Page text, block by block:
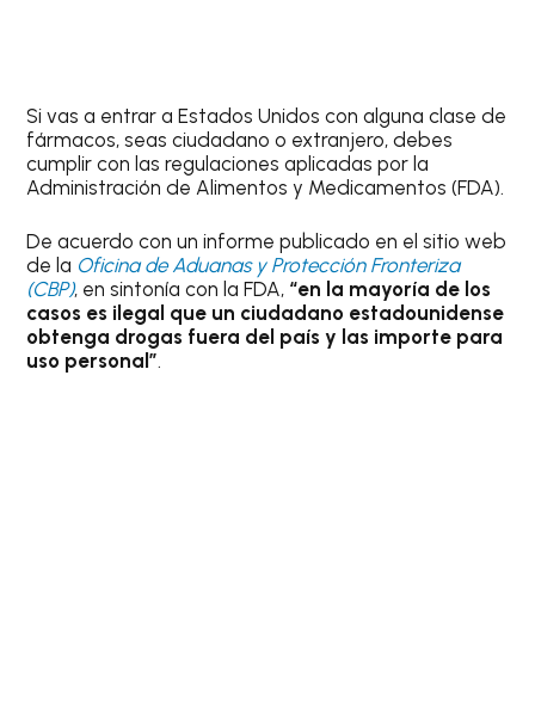
Si vas a entrar a Estados Unidos con alguna clase de
fármacos, seas ciudadano o extranjero, debes
cumplir con las regulaciones aplicadas por la
Administración de Alimentos y Medicamentos (FDA).
De acuerdo con un informe publicado en el sitio web
de la Oficina de Aduanas y Protección Fronteriza
(CBP), en sintonía con la FDA, “en la mayoría de los
casos es ilegal que un ciudadano estadounidense
obtenga drogas fuera del país y las importe para
uso personal”.